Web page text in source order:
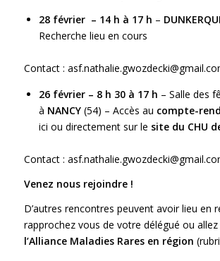
28 février – 14 h à 17 h –
Recherche lieu en cours
Contact :
26 février – 8 h 30 à 17 h – Salle des
à NANCY(54) – Accès au compte-
ici ou directement sur le site du CHU
Contact :
Venez nous rejoindre !
D’autres rencontres peuvent avoir lieu en
rapprochez vous de votre délégué ou allez
l’Alliance Maladies Rares en région